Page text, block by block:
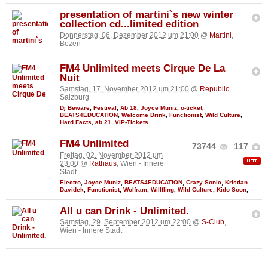
presentation of martini`s new winter
collection cd...limited edition
Donnerstag, 06. Dezember 2012 um 21:00 @ Martini,
Bozen
FM4 Unlimited meets Cirque De La
Nuit
Samstag, 17. November 2012 um 21:00 @ Republic,
Salzburg
Dj Beware, Festival , Ab 18, Joyce Muniz, ö-ticket,
BEATS4EDUCATION, Welcome Drink, Functionist, Wild Culture,
Hard Facts, ab 21, VIP-Tickets
73744 117
FM4 Unlimited
Freitag, 02. November 2012 um
23:00 @ Rathaus , Wien - Innere
Stadt
Electro Joyce Muniz BEATS4EDUCATION Crazy Sonic
Kristian
Davidek Functionist, Wolfram Willfling Wild Culture Kido Soon
All u can Drink - Unlimited.
Samstag, 29. September 2012 um 22:00 @ S-Club,
Wien - Innere Stadt